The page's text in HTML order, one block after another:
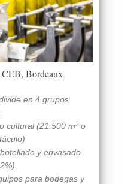
Bordeaux
en 4 grupos
cultural (21.500 m² o
y envasado
para bodegas y